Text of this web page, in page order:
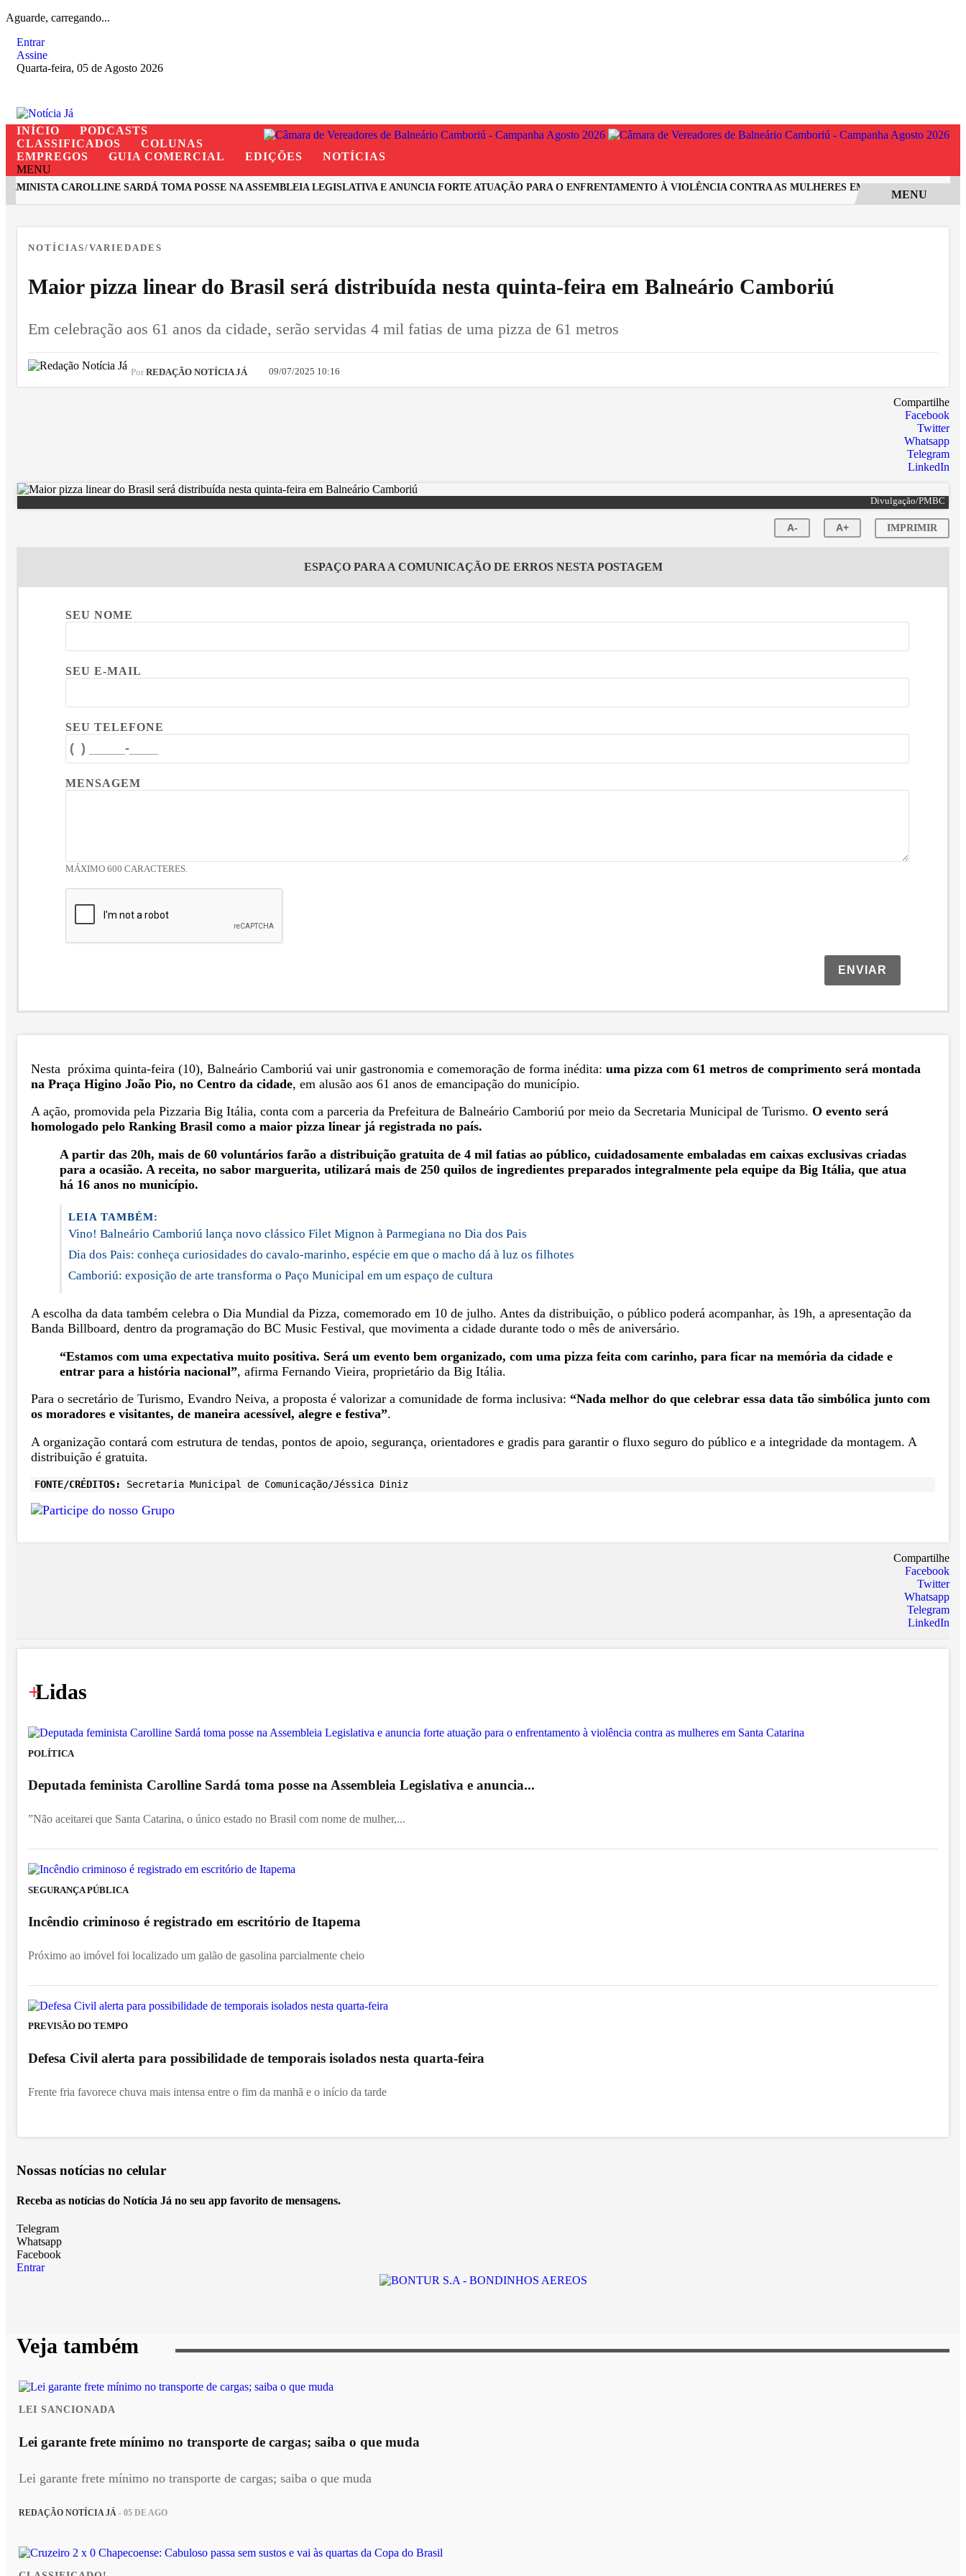
Aguarde, carregando...
Entrar
Assine
Quarta-feira, 05 de Agosto 2026
INÍCIO
PODCASTS
CLASSIFICADOS
COLUNAS
EMPREGOS
GUIA COMERCIAL EDIÇÕES
NOTÍCIAS
MENU
CAROLLINE SARDÁ TOMA POSSE NA ASSEMBLEIA LEGISLATIVA E ANUNCIA FORTE ATUAÇÃO PARA O ENFRENTAMENTO À VIOLÊNCIA CONTRA AS MULHERES EM SANTA CATARINA
MENU
NOTÍCIAS/VARIEDADES
Maior pizza linear do Brasil será distribuída nesta quinta-feira em Balneário Camboriú
Em celebração aos 61 anos da cidade, serão servidas 4 mil fatias de uma pizza de 61 metros
Por REDAÇÃO NOTÍCIA JÁ 09/07/2025 10:16
Compartilhe
Facebook
Twitter
Whatsapp
Telegram
LinkedIn
Divulgação/PMBC
A- A+ IMPRIMIR
ESPAÇO PARA A COMUNICAÇÃO DE ERROS NESTA POSTAGEM
SEU NOME
SEU E-MAIL
SEU TELEFONE
MENSAGEM
MÁXIMO 600 CARACTERES.
ENVIAR
Nesta próxima quinta-feira (10), Balneário Camboriú vai unir gastronomia e comemoração de forma inédita: uma pizza com 61 metros de comprimento será montada
na Praça Higino João Pio, no Centro da cidade, em alusão aos 61 anos de emancipação do município.
A ação, promovida pela Pizzaria Big Itália, conta com a parceria da Prefeitura de Balneário Camboriú por meio da Secretaria Municipal de Turismo. O evento será
homologado pelo Ranking Brasil como a maior pizza linear já registrada no país.
A partir das 20h, mais de 60 voluntários farão a distribuição gratuita de 4 mil fatias ao público, cuidadosamente embaladas em caixas exclusivas criadas
para a ocasião. A receita, no sabor marguerita, utilizará mais de 250 quilos de ingredientes preparados integralmente pela equipe da Big Itália, que atua
há 16 anos no município.
LEIA TAMBÉM:
Vino! Balneário Camboriú lança novo clássico Filet Mignon à Parmegiana no Dia dos Pais
Dia dos Pais: conheça curiosidades do cavalo-marinho, espécie em que o macho dá à luz os filhotes
Camboriú: exposição de arte transforma o Paço Municipal em um espaço de cultura
A escolha da data também celebra o Dia Mundial da Pizza, comemorado em 10 de julho. Antes da distribuição, o público poderá acompanhar, às 19h, a apresentação da
Banda Billboard, dentro da programação do BC Music Festival, que movimenta a cidade durante todo o mês de aniversário.
“Estamos com uma expectativa muito positiva. Será um evento bem organizado, com uma pizza feita com carinho, para ficar na memória da cidade e
entrar para a história nacional”, afirma Fernando Vieira, proprietário da Big Itália.
Para o secretário de Turismo, Evandro Neiva, a proposta é valorizar a comunidade de forma inclusiva: “Nada melhor do que celebrar essa data tão simbólica junto com
os moradores e visitantes, de maneira acessível, alegre e festiva”.
A organização contará com estrutura de tendas, pontos de apoio, segurança, orientadores e gradis para garantir o fluxo seguro do público e a integridade da montagem. A
distribuição é gratuita.
FONTE/CRÉDITOS: Secretaria Municipal de Comunicação/Jéssica Diniz
Compartilhe
Facebook
Twitter
Whatsapp
Telegram
LinkedIn
+
Lidas
POLÍTICA
Deputada feminista Carolline Sardá toma posse na Assembleia Legislativa e anuncia...
”Não aceitarei que Santa Catarina, o único estado no Brasil com nome de mulher,...
SEGURANÇA PÚBLICA
Incêndio criminoso é registrado em escritório de Itapema
Próximo ao imóvel foi localizado um galão de gasolina parcialmente cheio
PREVISÃO DO TEMPO
Defesa Civil alerta para possibilidade de temporais isolados nesta quarta-feira
Frente fria favorece chuva mais intensa entre o fim da manhã e o início da tarde
Nossas notícias no celular
Receba as notícias do Notícia Já no seu app favorito de mensagens.
Telegram
Whatsapp
Facebook
Entrar
Veja também
LEI SANCIONADA
Lei garante frete mínimo no transporte de cargas; saiba o que muda
Lei garante frete mínimo no transporte de cargas; saiba o que muda
REDAÇÃO NOTÍCIA JÁ - 05 DE AGO